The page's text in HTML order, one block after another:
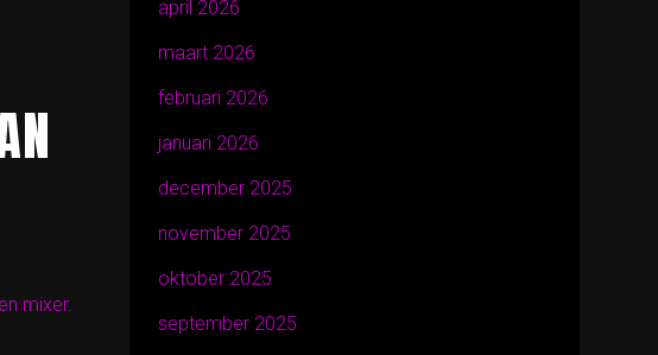
mixer.
april 2026
maart 2026
februari 2026
januari 2026
december 2025
november 2025
oktober 2025
september 2025